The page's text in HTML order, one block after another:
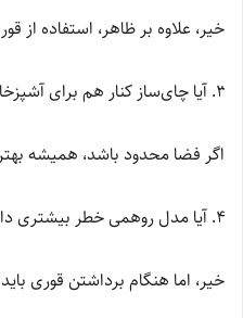
خیر، علاوه بر ظاهر، استفاده از
آیا چای‌ساز کنار هم برای
اگر فضا محدود باشد، همیشه
آیا مدل روهمی خطر بیشتری
خیر، اما هنگام برداشتن قوری